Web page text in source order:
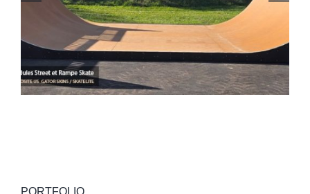
Skatepark de Ghisonaccia (Corse 2B)